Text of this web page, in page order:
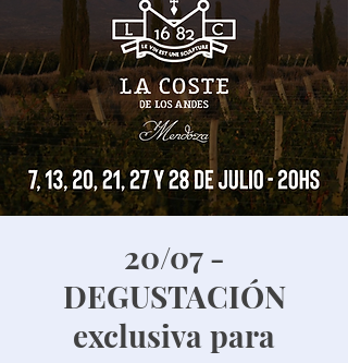
20/07 -
DEGUSTACIÓN
exclusiva para